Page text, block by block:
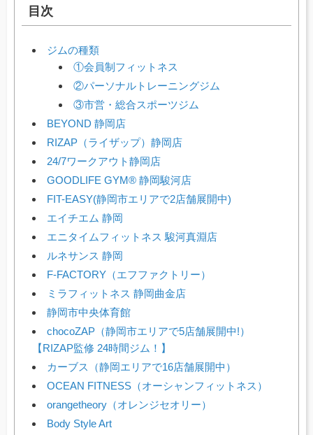
目次
ジムの種類
①会員制フィットネス
②パーソナルトレーニングジム
③市営・総合スポーツジム
BEYOND 静岡店
RIZAP（ライザップ）静岡店
24/7ワークアウト静岡店
GOODLIFE GYM® 静岡駿河店
FIT-EASY(静岡市エリアで2店舗展開中)
エイチエム 静岡
エニタイムフィットネス 駿河真淵店
ルネサンス 静岡
F-FACTORY（エフファクトリー）
ミラフィットネス 静岡曲金店
静岡市中央体育館
chocoZAP（静岡市エリアで5店舗展開中!）
【RIZAP監修 24時間ジム！】
カーブス（静岡エリアで16店舗展開中）
OCEAN FITNESS（オーシャンフィットネス）
orangetheory（オレンジセオリー）
Body Style Art